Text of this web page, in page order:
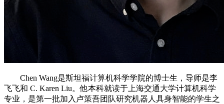
Chen Wang是斯坦福计算机科学学院的博士生，导师是李
飞飞和 C. Karen Liu。他本科就读于上海交通大学计算机科学
专业，是第一批加入卢策吾团队研究机器人具身智能的学生之